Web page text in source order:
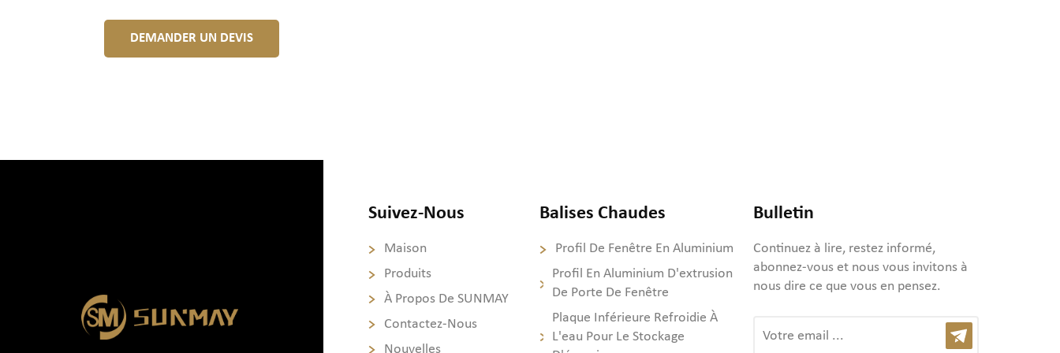
DEMANDER UN DEVIS
Suivez-Nous
Maison
Produits
À Propos De SUNMAY
Contactez-Nous
Nouvelles
Balises Chaudes
Profil De Fenêtre En Aluminium
Profil En Aluminium D'extrusion
De Porte De Fenêtre
Plaque Inférieure Refroidie À
L'eau Pour Le Stockage
Bulletin
Continuez à lire, restez informé,
abonnez-vous et nous vous invitons à
nous dire ce que vous en pensez.